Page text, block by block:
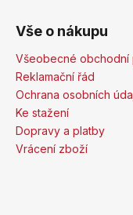
Vše o nákupu
Všeobecné obchodní
Reklamační řád
Ochrana osobních
Ke stažení
Dopravy a platby
Vrácení zboží